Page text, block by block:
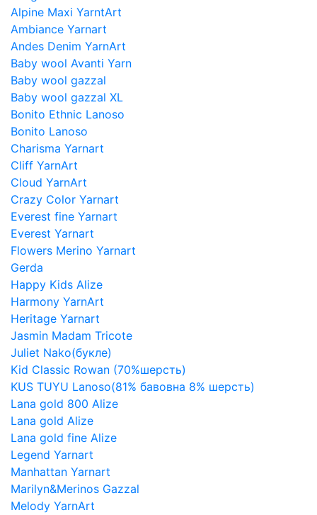
Alpine Maxi YarntArt
Ambiance Yarnart
Andes Denim YarnArt
Baby wool Avanti Yarn
Baby wool gazzal
Baby wool gazzal XL
Bonito Ethnic Lanoso
Bonito Lanoso
Charisma Yarnart
Cliff YarnArt
Cloud YarnArt
Crazy Color Yarnart
Everest fine Yarnart
Everest Yarnart
Flowers Merino Yarnart
Gerda
Happy Kids Alize
Harmony YarnArt
Heritage Yarnart
Jasmin Madam Tricote
Juliet Nako(букле)
Kid Classic Rowan (70%шерсть)
KUS TUYU Lanoso(81% бавовна 8% шерсть)
Lana gold 800 Alize
Lana gold Alize
Lana gold fine Alize
Legend Yarnart
Manhattan Yarnart
Marilyn&Merinos Gazzal
Melody YarnArt